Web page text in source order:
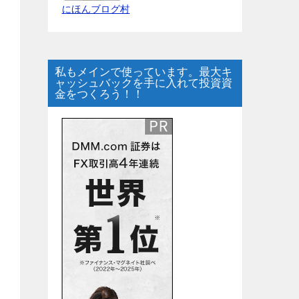
にほんブログ村
私もメインで使っています。最大キ
ャッシュバックを手に入れて投資資
金をつくろう！！